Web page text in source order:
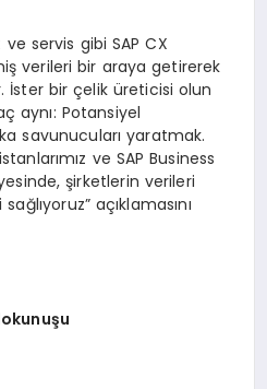
servis gibi SAP CX
verileri bir araya getirerek
İster bir çelik üreticisi olun
aynı: Potansiyel
savunucuları yaratmak.
ve SAP Business
şirketlerin verileri
açıklamasını